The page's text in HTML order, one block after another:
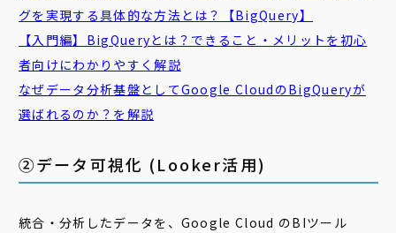
グを実現する具体的な方法とは？【BigQuery】
【入門編】BigQueryとは？できること・メリットを初心
者向けにわかりやすく解説
なぜデータ分析基盤としてGoogle CloudのBigQueryが
選ばれるのか？を解説
②データ可視化 (Looker活用)
統合・分析したデータを、Google Cloud のBIツール